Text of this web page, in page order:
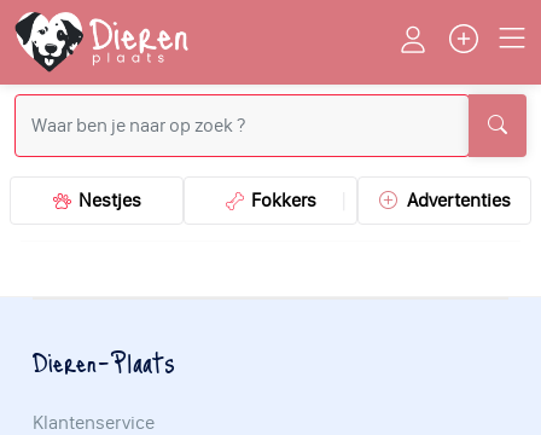
Nestjes Fokkers Advertenties
Dieren-Plaats
Klantenservice